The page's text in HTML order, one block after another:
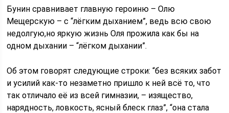
Бунин сравнивает главную героиню – Олю
Мещерскую – с “лёгким дыханием”, ведь всю свою
недолгую,но яркую жизнь Оля прожила как бы на
одном дыхании – “лёгком дыхании”.
Об этом говорят следующие строки: “без всяких забот
и усилий как-то незаметно пришло к ней всё то, что
так отличало её из всей гимназии, – изящество,
нарядность, ловкость, ясный блеск глаз”, “она стала